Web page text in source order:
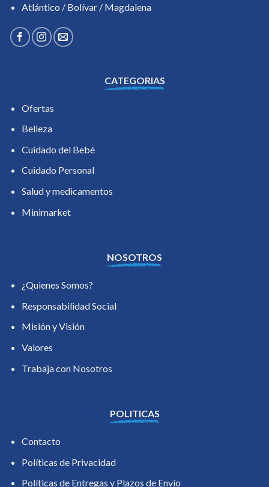
Atlántico / Bolívar / Magdalena
CATEGORIAS
Ofertas
Belleza
Cuidado del Bebé
Cuidado Personal
Salud y medicamentos
Minimarket
NOSOTROS
¿Quienes Somos?
Responsabilidad Social
Misión y Visión
Valores
Trabaja con Nosotros
POLITICAS
Contacto
Políticas de Privacidad
Políticas de Entregas y Plazos de Envío